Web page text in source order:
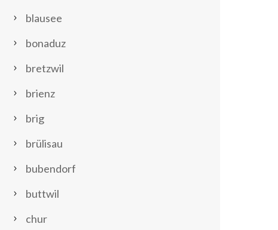
blausee
bonaduz
bretzwil
brienz
brig
brülisau
bubendorf
buttwil
chur